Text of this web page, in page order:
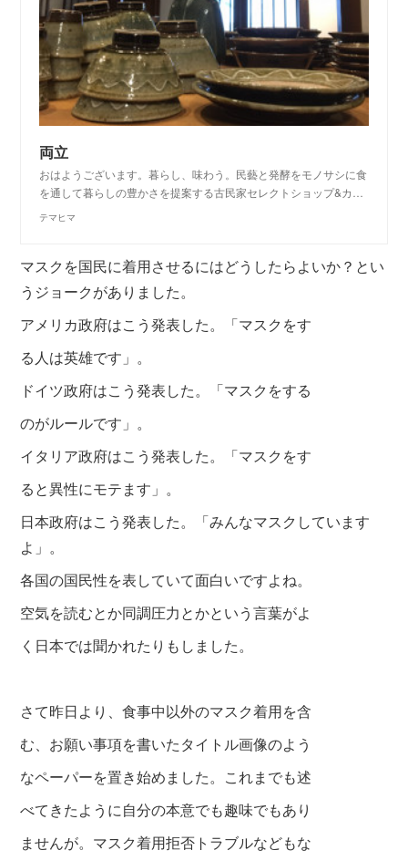
両立
おはようございます。暮らし、味わう。民藝と発酵をモノサシに食
を通して暮らしの豊かさを提案する古民家セレクトショップ&カ…
テマヒマ
マスクを国民に着用させるにはどうしたらよいか？とい
うジョークがありました。
アメリカ政府はこう発表した。「マスクをす
る人は英雄です」。
ドイツ政府はこう発表した。「マスクをする
のがルールです」。
イタリア政府はこう発表した。「マスクをす
ると異性にモテます」。
日本政府はこう発表した。「みんなマスクしています
よ」。
各国の国民性を表していて面白いですよね。
空気を読むとか同調圧力とかという言葉がよ
く日本では聞かれたりもしました。
さて昨日より、食事中以外のマスク着用を含
む、お願い事項を書いたタイトル画像のよう
なペーパーを置き始めました。これまでも述
べてきたように自分の本意でも趣味でもあり
ませんが。マスク着用拒否トラブルなどもな